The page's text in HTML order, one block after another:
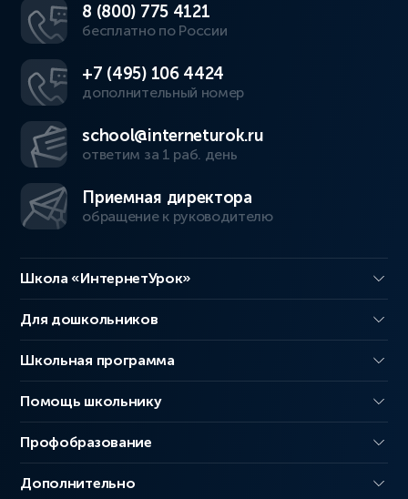
8 (800) 775 4121
бесплатно по России
+7 (495) 106 4424
дополнительный номер
school@interneturok.ru
ответим за 1 раб. день
Приемная директора
обращение к руководителю
Школа «ИнтернетУрок»
Для дошкольников
Школьная программа
Помощь школьнику
Профобразование
Дополнительно